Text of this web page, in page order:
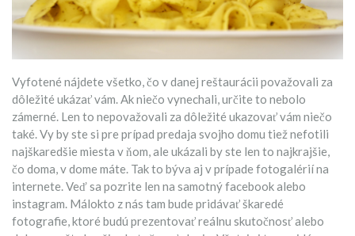
Vyfotené nájdete všetko, čo v danej reštaurácii považovali za
dôležité ukázať vám. Ak niečo vynechali, určite to nebolo
zámerné. Len to nepovažovali za dôležité ukazovať vám niečo
také. Vy by ste si pre prípad predaja svojho domu tiež nefotili
najškaredšie miesta v ňom, ale ukázali by ste len to najkrajšie,
čo doma, v dome máte. Tak to býva aj v prípade fotogalérií na
internete. Veď sa pozrite len na samotný facebook alebo
instagram. Málokto z nás tam bude pridávať škaredé
fotografie, ktoré budú prezentovať reálnu skutočnosť alebo